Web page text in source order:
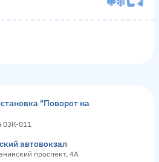
"Поворот на
03К-011
автовокзал
проспект, 4А